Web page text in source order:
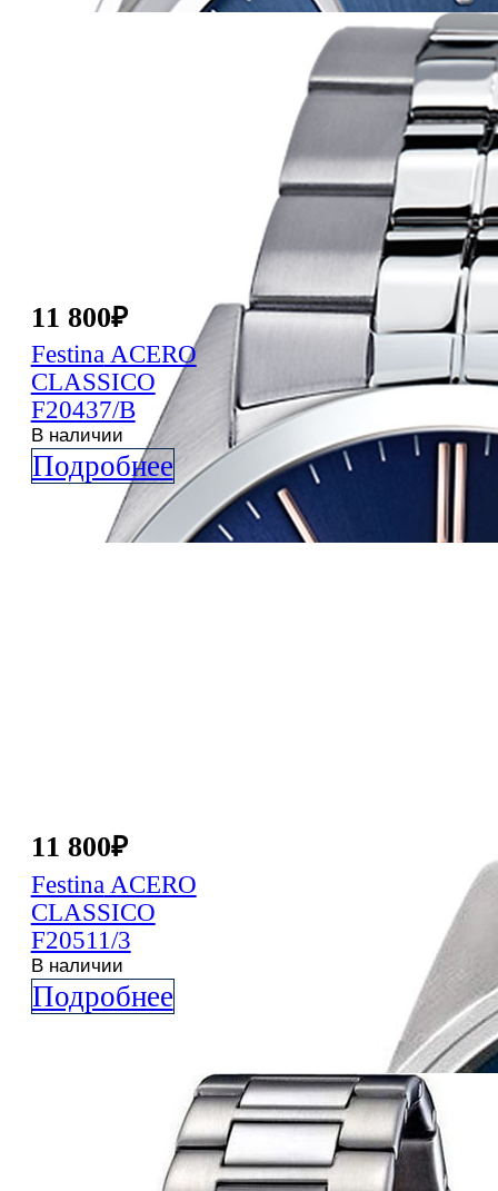
11 800₽
FestinaACERO
CLASSICO
F20437/B
В наличии
Подробнее
11 800₽
FestinaACERO
CLASSICO
F20511/3
В наличии
Подробнее